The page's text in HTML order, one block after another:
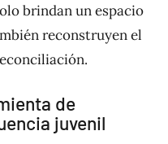
brindan un espacio
reconstruyen el
de
juvenil